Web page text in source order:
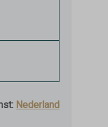
Nederland